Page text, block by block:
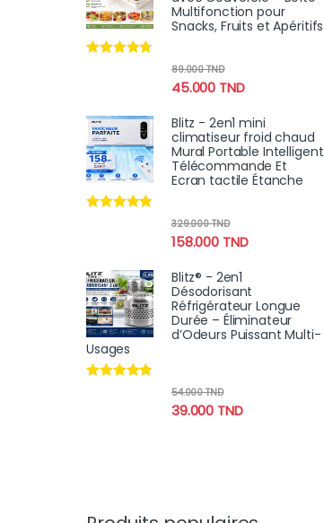
Multifonction pour
Snacks, Fruits et Apéritifs
45.000 TND
89.000TND
Blitz - 2en1 mini
climatiseur froid chaud
Mural Portable Intelligent
Télécommande Et
Ecran tactile Étanche
158.000 TND
329.000TND
Blitz® - 2en1
Désodorisant
Réfrigérateur Longue
Durée – Éliminateur
d’Odeurs Puissant Multi-
Usages
39.000 TND
54.000TND